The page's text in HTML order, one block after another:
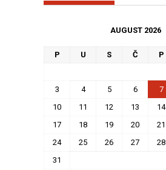
AUGUST 2026
P U S Č P
3
4 5 6 7
10
11 12 13 14
17
18 19 20 21
24
25 26 27 28
31